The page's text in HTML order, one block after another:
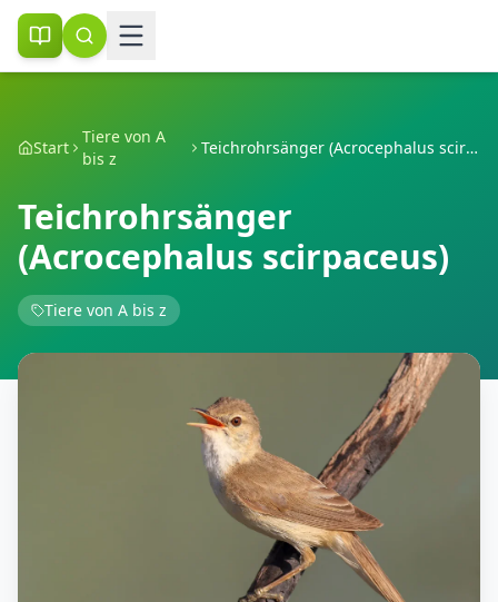
Start
Tiere von A
bis z
Teichrohrsänger (Acrocephalus scirpaceus)
Teichrohrsänger
(Acrocephalus scirpaceus)
Tiere von A bis z